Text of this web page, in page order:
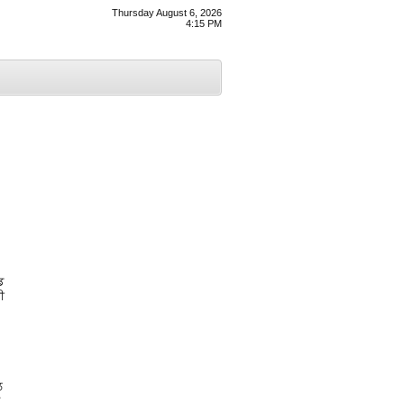
Thursday August 6, 2026
4:15 PM